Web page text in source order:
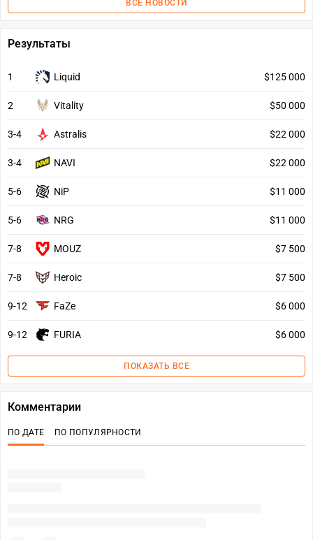
ВСЕ НОВОСТИ
Результаты
1 Liquid $125 000
2 Vitality $50 000
3-4 Astralis $22 000
3-4 NAVI $22 000
5-6 NiP $11 000
5-6 NRG $11 000
7-8 MOUZ $7 500
7-8 Heroic $7 500
9-12 FaZe $6 000
9-12 FURIA $6 000
ПОКАЗАТЬ ВСЕ
Комментарии
ПО ДАТЕ ПО ПОПУЛЯРНОСТИ